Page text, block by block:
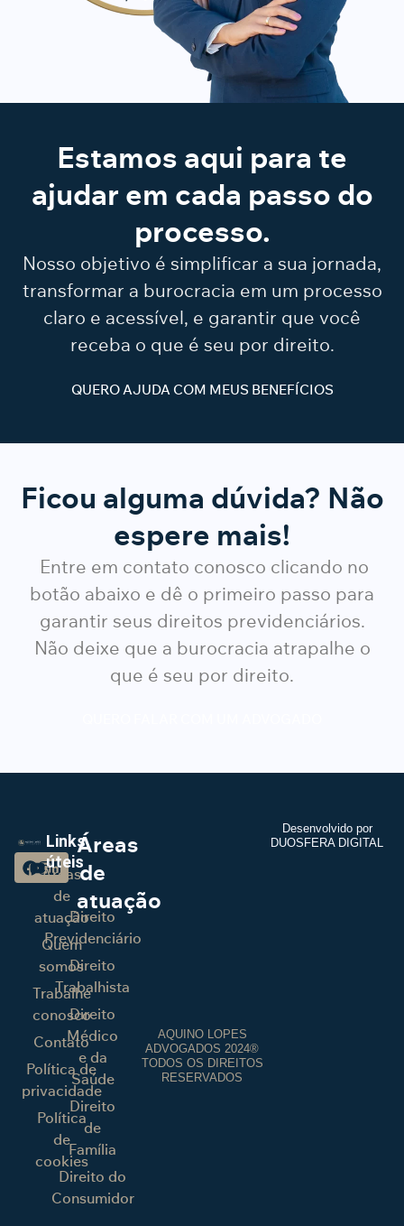
Estamos aqui para te
ajudar em cada passo do
processo.
Nosso objetivo é simplificar a sua jornada,
transformar a burocracia em um processo
claro e acessível, e garantir que você
receba o que é seu por direito.
QUERO AJUDA COM MEUS BENEFÍCIOS
Ficou alguma dúvida? Não
espere mais!
Entre em contato conosco clicando no
botão abaixo e dê o primeiro passo para
garantir seus direitos previdenciários.
Não deixe que a burocracia atrapalhe o
que é seu por direito.
Links
úteis
Áreas
de
atuação
Quem
somos
Trabalhe
conosco
Contato
Política de
privacidade
Política
de
cookies
Áreas
de
atuação
Direito
Previdenciário
Direito
Trabalhista
Direito
Médico
e da
Saúde
Direito
de
Família
Direito do
Consumidor
AQUINO LOPES
ADVOGADOS 2024®
TODOS OS DIREITOS
RESERVADOS
Desenvolvido por
DUOSFERA DIGITAL